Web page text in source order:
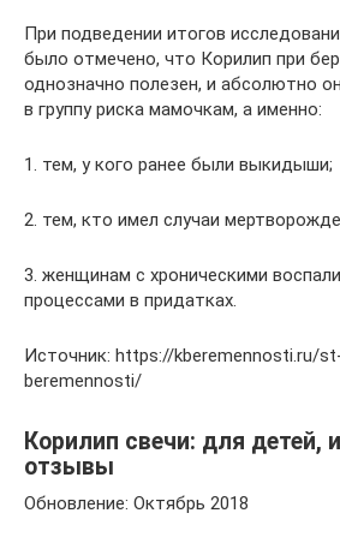
При подведении итогов
было отмечено, что Корилип при
однозначно полезен, и абсолютно
в группу риска мамочкам, а именно:
1. тем, у кого ранее были выкидыши;
2. тем, кто имел случаи
3. женщинам с хроническими
процессами в придатках.
Источник: https://kberemennosti.ru/
beremennosti/
Корилип свечи: для детей,
отзывы
Обновление: Октябрь 2018